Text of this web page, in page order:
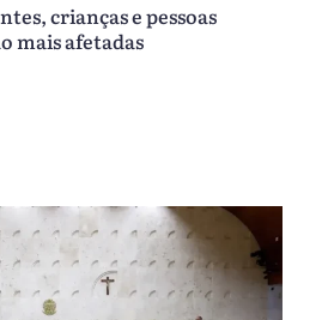
crianças e pessoas
mais afetadas